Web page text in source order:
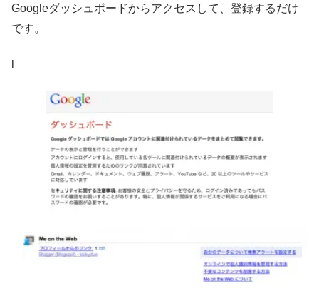
Googleダッシュボードからアクセスして、登録するだけ
です。